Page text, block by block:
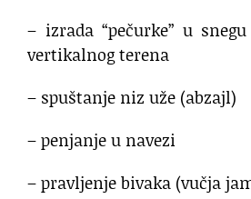
– izrada “pečurke” u
vertikalnog terena
– spuštanje niz uže (abzajl)
– penjanje u navezi
– pravljenje bivaka (vučja